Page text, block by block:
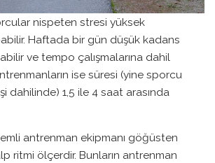
nispeten stresi yüksek
Haftada bir gün düşük kadans
ve tempo çalışmalarına dahil
ise süresi (yine sporcu
dahilinde) 1,5 ile 4 saat arasında
antrenman ekipmanı göğüsten
ritmi ölçerdir. Bunların antrenman